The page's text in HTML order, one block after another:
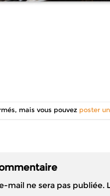
mais vous pouvez poster
mail ne sera pas publiée.